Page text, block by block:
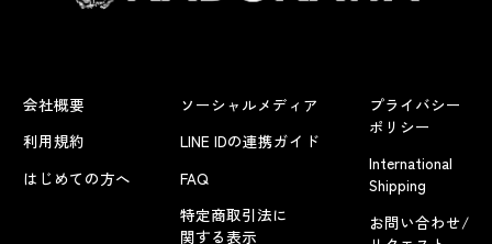
会社概要
利用規約
はじめての方へ
ソーシャルメディア
LINE IDの連携ガイド
FAQ
特定商取引法に
関する表示
プライバシー
ポリシー
International
Shipping
お問い合わせ/